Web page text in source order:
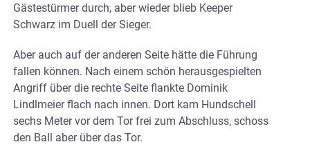
Gästestürmer durch, aber wieder blieb Keeper
Schwarz im Duell der Sieger.
Aber auch auf der anderen Seite hätte die Führung
fallen können. Nach einem schön herausgespielten
Angriff über die rechte Seite flankte Dominik
Lindlmeier flach nach innen. Dort kam Hundschell
sechs Meter vor dem Tor frei zum Abschluss, schoss
den Ball aber über das Tor.